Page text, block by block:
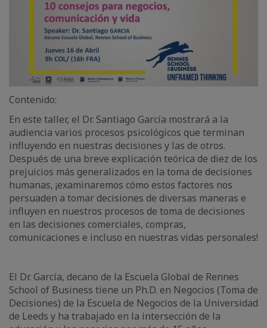
Contenido:
En este taller, el Dr. Santiago García mostrará a la
audiencia varios procesos psicológicos que terminan
influyendo en nuestras decisiones y las de otros.
Después de una breve explicación teórica de diez de los
prejuicios más generalizados en la toma de decisiones
humanas, ¡examinaremos cómo estos factores nos
persuaden a tomar decisiones de diversas maneras e
influyen en nuestros procesos de toma de decisiones
en las decisiones comerciales, compras,
comunicaciones e incluso en nuestras vidas personales!
El Dr. García, decano de la Escuela Global de Rennes
School of Business tiene un Ph.D. en Negocios (Toma de
Decisiones) de la Escuela de Negocios de la Universidad
de Leeds y ha trabajado en la intersección de la